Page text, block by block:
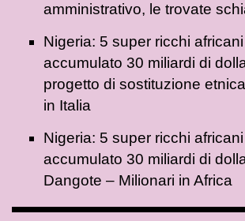
amministrativo, le trovate
Nigeria: 5 super ricchi
accumulato 30 miliardi di
progetto di sostituzione
in Italia
Nigeria: 5 super ricchi
accumulato 30 miliardi di
Dangote – Milionari in Africa